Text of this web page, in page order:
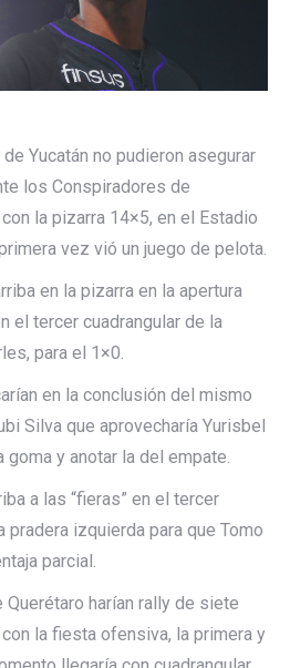
Yucatán no pudieron asegurar
los Conspiradores de
la pizarra 14×5, en el Estadio
vez vió un juego de pelota.
en la pizarra en la apertura
el tercer cuadrangular de la
para el 1×0.
en la conclusión del mismo
Silva que aprovecharía Yurisbel
goma y anotar la del empate.
a las “fieras” en el tercer
pradera izquierda para que Tomo
parcial.
Querétaro harían rally de siete
la fiesta ofensiva, la primera y